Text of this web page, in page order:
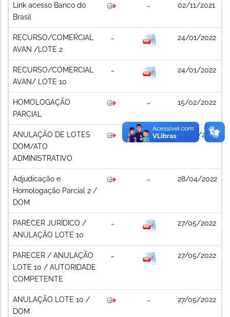
Link acesso Banco do
Brasil
02/11/2021
RECURSO/COMERCIAL
AVAN /LOTE 2
24/01/2022
RECURSO/COMERCIAL
AVAN/ LOTE 10
24/01/2022
HOMOLOGAÇÃO
PARCIAL
15/02/2022
ANULAÇÃO DE LOTES
DOM/ATO
ADMINISTRATIVO
28/04/2022
Adjudicação e
Homologação Parcial 2 /
DOM
28/04/2022
PARECER JURÍDICO /
ANULAÇÃO LOTE 10
27/05/2022
PARECER / ANULAÇÃO
LOTE 10 / AUTORIDADE
COMPETENTE
27/05/2022
ANULAÇÃO LOTE 10 /
DOM
27/05/2022